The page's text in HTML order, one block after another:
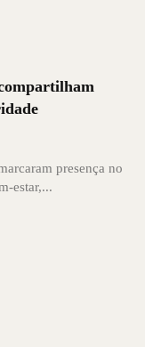
presença no
estar,...